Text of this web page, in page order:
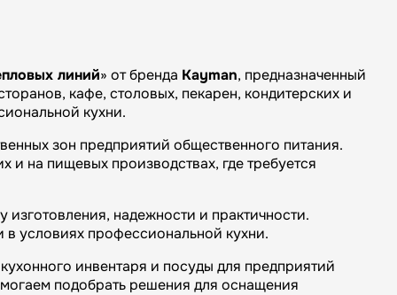
линий» от бренда Kayman, предназначенный
кафе, столовых, пекарен, кондитерских и
кухни.
зон предприятий общественного питания.
и на пищевых производствах, где требуется
надежности и практичности.
в условиях профессиональной кухни.
инвентаря и посуды для предприятий
подобрать решения для оснащения